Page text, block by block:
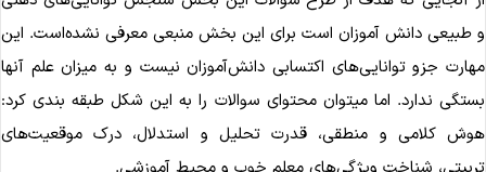
طبیعی دانش آموزان است برای این بخش منبعی معرفی نشده‌است. این
جزو توانایی‌های اکتسابی دانش‌آموزان نیست و به میزان علم آنها
ندارد. اما میتوان محتوای سوالات را به این شکل طبقه بندی کرد:
کلامی و منطقی، قدرت تحلیل و استدلال، درک موقعیت‌های